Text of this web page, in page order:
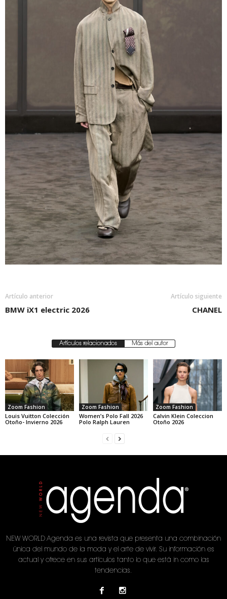
Artículo anterior
BMW iX1 electric 2026
Artículo siguiente
CHANEL
Artículos relacionados Más del autor
Zoom Fashion
Louis Vuitton Colección
Otoño- Invierno 2026
Zoom Fashion
Women’s Polo Fall 2026
Polo Ralph Lauren
Zoom Fashion
Calvin Klein Coleccion
Otoño 2026
NEW WORLD Agenda es una revista que presenta una combinación
única del mundo de la moda y el arte de vivir. Su información es
actual y ofrece en sus artículos tanto lo que está in como las
tendencias.